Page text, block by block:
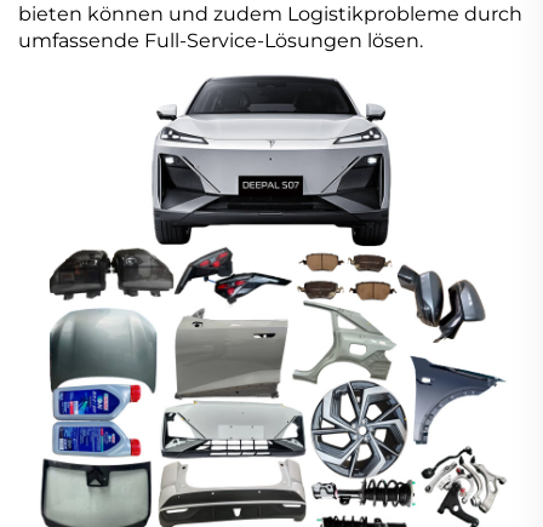
bieten können und zudem Logistikprobleme durch
umfassende Full-Service-Lösungen lösen.